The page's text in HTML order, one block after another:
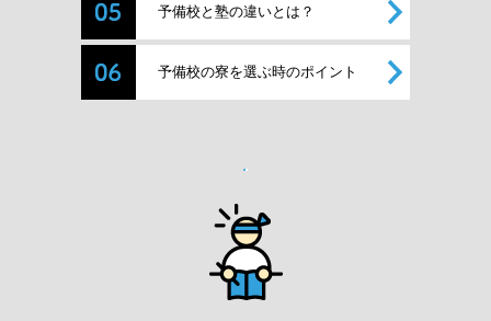
予備校と塾の違いとは？
予備校の寮を選ぶ時のポイント